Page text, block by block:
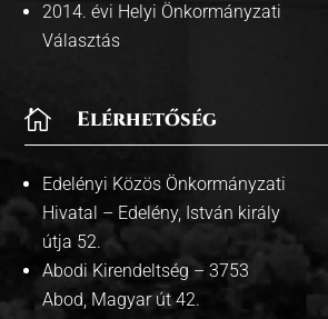
2014. évi Helyi Önkormányzati
Választás
 Elérhetőség
Edelényi Közös Önkormányzati
Hivatal – Edelény, István király
útja 52.
Abodi Kirendeltség – 3753
Abod, Magyar út 42.